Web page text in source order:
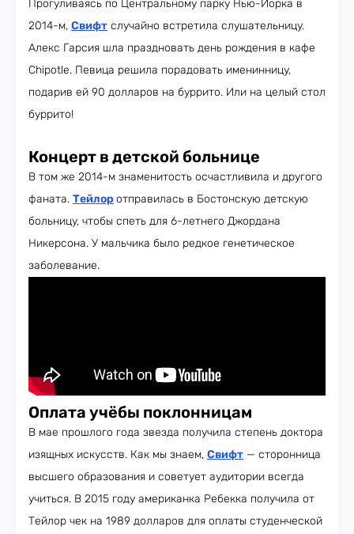
Прогуливаясь по Центральному парку Нью-Йорка в
2014-м, Свифт случайно встретила слушательницу.
Алекс Гарсия шла праздновать день рождения в кафе
Chipotle. Певица решила порадовать именинницу,
подарив ей 90 долларов на буррито. Или на целый стол
буррито!
Концерт в детской больнице
В том же 2014-м знаменитость осчастливила и другого
фаната. Тейлор отправилась в Бостонскую детскую
больницу, чтобы спеть для 6-летнего Джордана
Никерсона. У мальчика было редкое генетическое
заболевание.
Оплата учёбы поклонницам
В мае прошлого года звезда получила степень доктора
изящных искусств. Как мы знаем, Свифт — сторонница
высшего образования и советует аудитории всегда
учиться. В 2015 году американка Ребекка получила от
Тейлор чек на 1989 долларов для оплаты студенческой